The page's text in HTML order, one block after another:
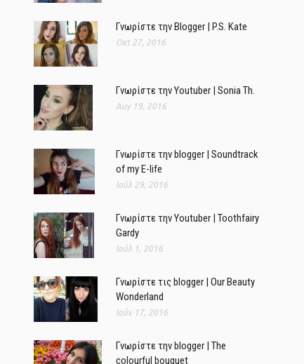
Γνωρίστε την Blogger | P.S. Kate
Οκτ 27, 2016
Γνωρίστε την Youtuber | Sonia Th.
Αυγ 19, 2016
Γνωρίστε την blogger | Soundtrack
of my E-life
Ιούλ 29, 2016
Γνωρίστε την Youtuber | Toothfairy
Gardy
Ιούλ 1, 2016
Γνωρίστε τις blogger | Our Beauty
Wonderland
Ιούν 17, 2016
Γνωρίστε την blogger | The
colourful bouquet